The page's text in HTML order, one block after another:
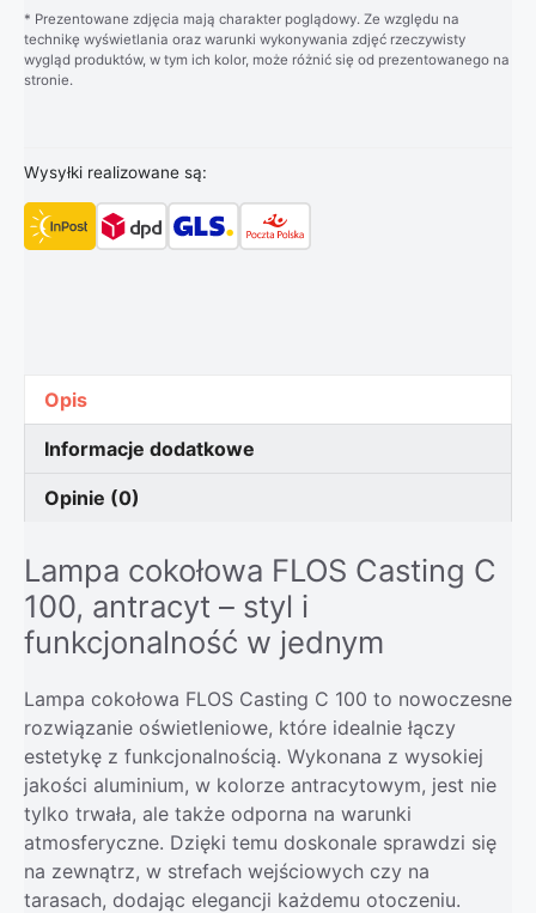
* Prezentowane zdjęcia mają charakter poglądowy. Ze względu na
technikę wyświetlania oraz warunki wykonywania zdjęć rzeczywisty
wygląd produktów, w tym ich kolor, może różnić się od prezentowanego na
stronie.
Wysyłki realizowane są:
Opis
Informacje dodatkowe
Opinie (0)
Lampa cokołowa FLOS Casting C
100, antracyt – styl i
funkcjonalność w jednym
Lampa cokołowa FLOS Casting C 100 to nowoczesne
rozwiązanie oświetleniowe, które idealnie łączy
estetykę z funkcjonalnością. Wykonana z wysokiej
jakości aluminium, w kolorze antracytowym, jest nie
tylko trwała, ale także odporna na warunki
atmosferyczne. Dzięki temu doskonale sprawdzi się
na zewnątrz, w strefach wejściowych czy na
tarasach, dodając elegancji każdemu otoczeniu.